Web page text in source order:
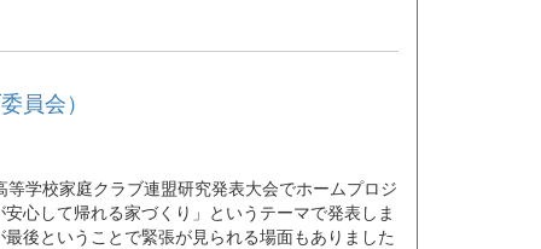
員会）
学校家庭クラブ連盟研究発表大会でホームプロジ
心して帰れる家づくり」というテーマで発表しま
後ということで緊張が見られる場面もありました